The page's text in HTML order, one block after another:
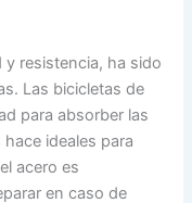
y resistencia, ha sido
Las bicicletas de
para absorber las
ideales para
acero es
en caso de